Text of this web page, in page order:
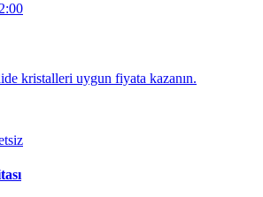
kristalleri uygun fiyata kazanın.